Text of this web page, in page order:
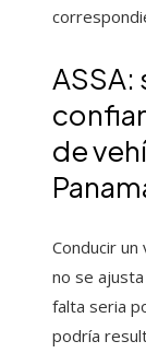
ASSA:
de
Conducir un
no se
falta seria
podría